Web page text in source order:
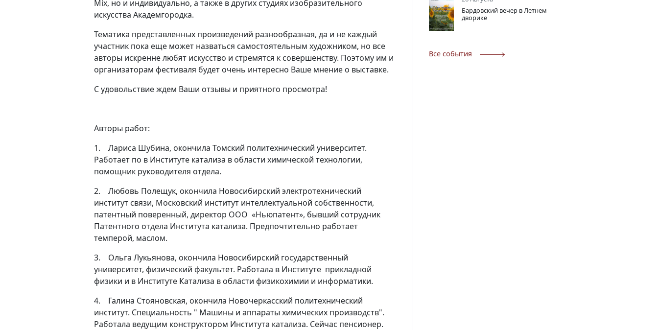
Новости
Наука
О Доме учёных
Виртуальный тур
Контакты
Mix, но и индивидуально, а также в других студиях изобразительного
искусства Академгородка.
Тематика представленных произведений разнообразная, да и не каждый
участник пока еще может назваться самостоятельным художником, но все
авторы искренне любят искусство и стремятся к совершенству. Поэтому им и
организаторам фестиваля будет очень интересно Ваше мнение о выставке.
С удовольствие ждем Ваши отзывы и приятного просмотра!
Авторы работ:
1. Лариса Шубина, окончила Томский политехнический университет.
Работает по в Институте катализа в области химической технологии,
помощник руководителя отдела.
2. Любовь Полещук, окончила Новосибирский электротехнический
институт связи, Московский институт интеллектуальной собственности,
патентный поверенный, директор ООО «Ньюпатент», бывший сотрудник
Патентного отдела Института катализа. Предпочтительно работает
темперой, маслом.
3. Ольга Лукьянова, окончила Новосибирский государственный
университет, физический факультет. Работала в Институте прикладной
физики и в Институте Катализа в области физикохимии и информатики.
4. Галина Стояновская, окончила Новочеркасский политехнический
институт. Специальность " Машины и аппараты химических производств".
Работала ведущим конструктором Института катализа. Сейчас пенсионер.
Бардовский вечер в Летнем
дворике
Все события